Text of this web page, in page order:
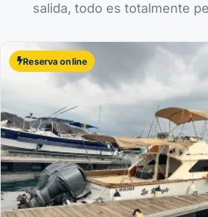
salida, todo es totalmente
Reserva online